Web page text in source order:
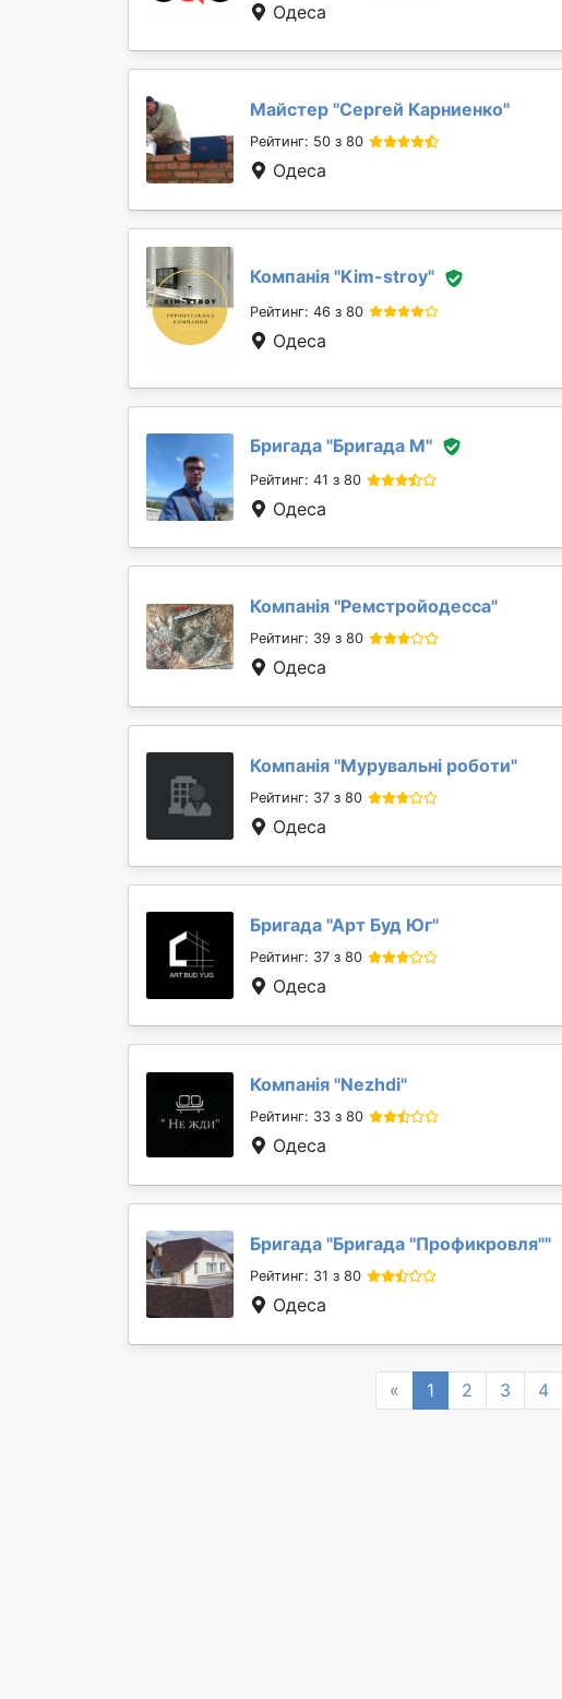
Одеса
Майстер "Сергей Карниенко"
Рейтинг: 50 з 80
Одеса
Компанія "Kim-stroy"
Рейтинг: 46 з 80
Одеса
Бригада "Бригада М"
Рейтинг: 41 з 80
Одеса
Компанія "Ремстройодесса"
Рейтинг: 39 з 80
Одеса
Компанія "Мурувальні роботи"
Рейтинг: 37 з 80
Одеса
Бригада "Арт Буд Юг"
Рейтинг: 37 з 80
Одеса
Компанія "Nezhdi"
Рейтинг: 33 з 80
Одеса
Бригада "Бригада "Профикровля""
Рейтинг: 31 з 80
Одеса
« Previous
1 2 3 4